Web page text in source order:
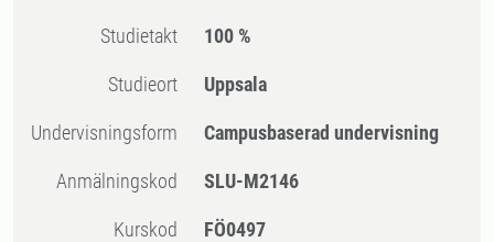
Studietakt 100 %
Studieort Uppsala
Undervisningsform Campusbaserad undervisning
Anmälningskod SLU-M2146
Kurskod FÖ0497